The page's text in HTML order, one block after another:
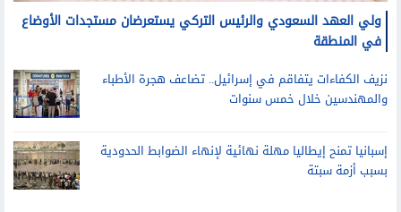
ولي العهد السعودي والرئيس التركي يستعرضان مستجدات الأوضاع
في المنطقة
نزيف الكفاءات يتفاقم في إسرائيل.. تضاعف هجرة الأطباء
والمهندسين خلال خمس سنوات
إسبانيا تمنح إيطاليا مهلة نهائية لإنهاء الضوابط الحدودية
بسبب أزمة سبتة